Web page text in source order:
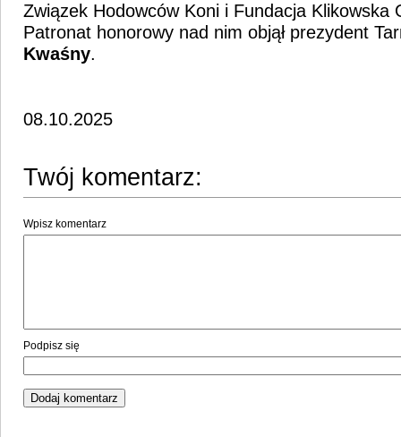
Związek Hodowców Koni i Fundacja Klikowska
Patronat honorowy nad nim objął prezydent
Kwaśny.
08.10.2025
Twój komentarz:
Wpisz komentarz
Podpisz się